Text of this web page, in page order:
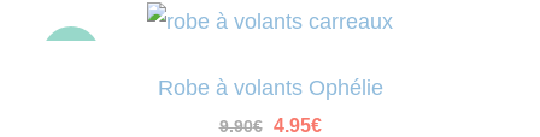
Robe à volants Ophélie
9.90€ Le
4.95€Le